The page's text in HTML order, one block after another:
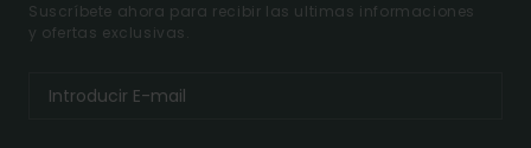
Suscríbete ahora para recibir las ultimas informaciones
y ofertas exclusivas.